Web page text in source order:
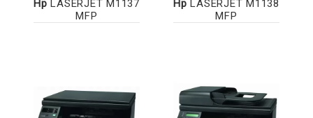
Hp LASERJET M1137
MFP
Hp LASERJET M1138
MFP